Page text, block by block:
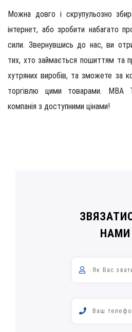
Можна довго і скрупульозно
інтернет, або зробити набагато
сили. Звернувшись до нас, ви
тих, хто займається пошиттям та
хутряних виробів, та зможете за
торгівлю цими товарами. MBA
компанія з доступними цінами!
НАМИ